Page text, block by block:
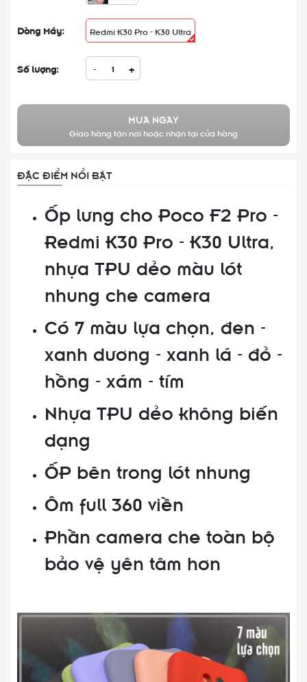
Dòng Máy: Redmi K30 Pro - K30 Ultra
Số lượng: - +
MUA NGAY
Giao hàng tận nơi hoặc nhận tại cửa hàng
ĐẶC ĐIỂM NỔI BẬT
Ốp lưng cho Poco F2 Pro -
Redmi K30 Pro - K30 Ultra,
nhựa TPU dẻo màu lót
nhung che camera
Có 7 màu lựa chọn, đen -
xanh dương - xanh lá - đỏ -
hồng - xám - tím
Nhựa TPU dẻo không biến
dạng
ỐP bên trong lót nhung
Ôm full 360 viền
Phần camera che toàn bộ
bảo vệ yên tâm hơn